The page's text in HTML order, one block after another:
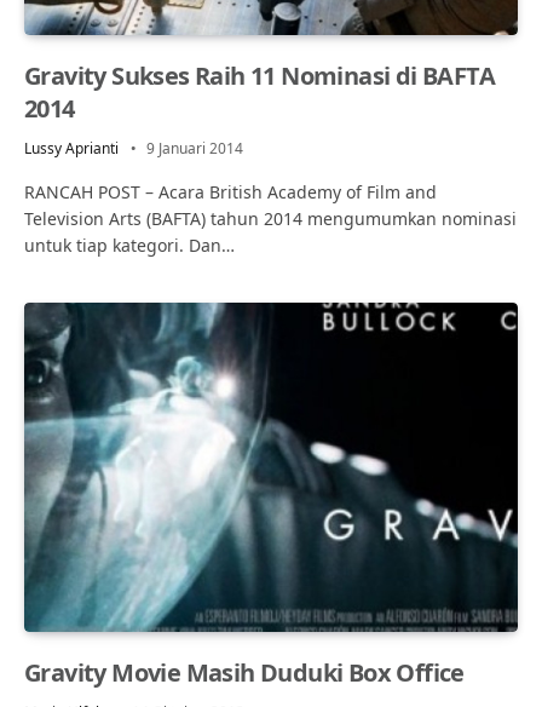
Gravity Sukses Raih 11 Nominasi di BAFTA
2014
Lussy Aprianti 9 Januari 2014
RANCAH POST – Acara British Academy of Film and
Television Arts (BAFTA) tahun 2014 mengumumkan nominasi
untuk tiap kategori. Dan…
Gravity Movie Masih Duduki Box Office